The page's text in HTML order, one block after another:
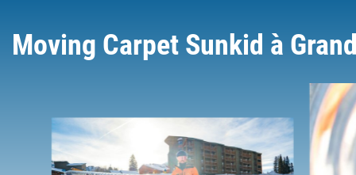
Moving Carpet Sunkid à